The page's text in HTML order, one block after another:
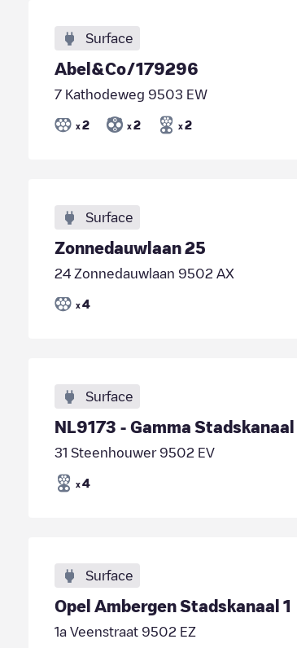
Surface
Abel&Co/179296
7 Kathodeweg 9503 EW
x 2 x 2 x 2
Surface
Zonnedauwlaan 25
24 Zonnedauwlaan 9502 AX
x 4
Surface
NL9173 - Gamma Stadskanaal
31 Steenhouwer 9502 EV
x 4
Surface
Opel Ambergen Stadskanaal 1
1a Veenstraat 9502 EZ